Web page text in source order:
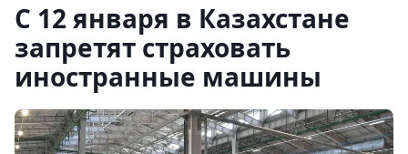
С 12 января в Казахстане
запретят страховать
иностранные машины